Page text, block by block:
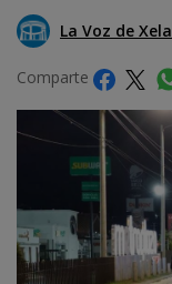
La Voz de Xela
Comparte